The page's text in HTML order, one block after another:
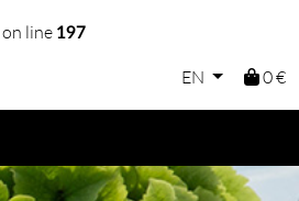
on line 197
EN 0 €